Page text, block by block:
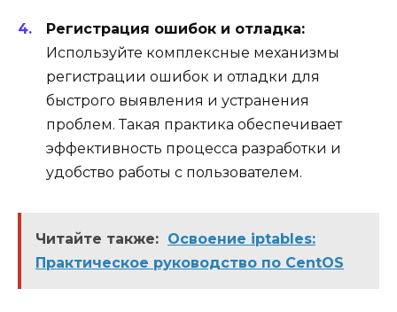
Регистрация ошибок и отладка:
Используйте комплексные механизмы
регистрации ошибок и отладки для
быстрого выявления и устранения
проблем. Такая практика обеспечивает
эффективность процесса разработки и
удобство работы с пользователем.
Читайте также: Освоение iptables:
Практическое руководство по CentOS